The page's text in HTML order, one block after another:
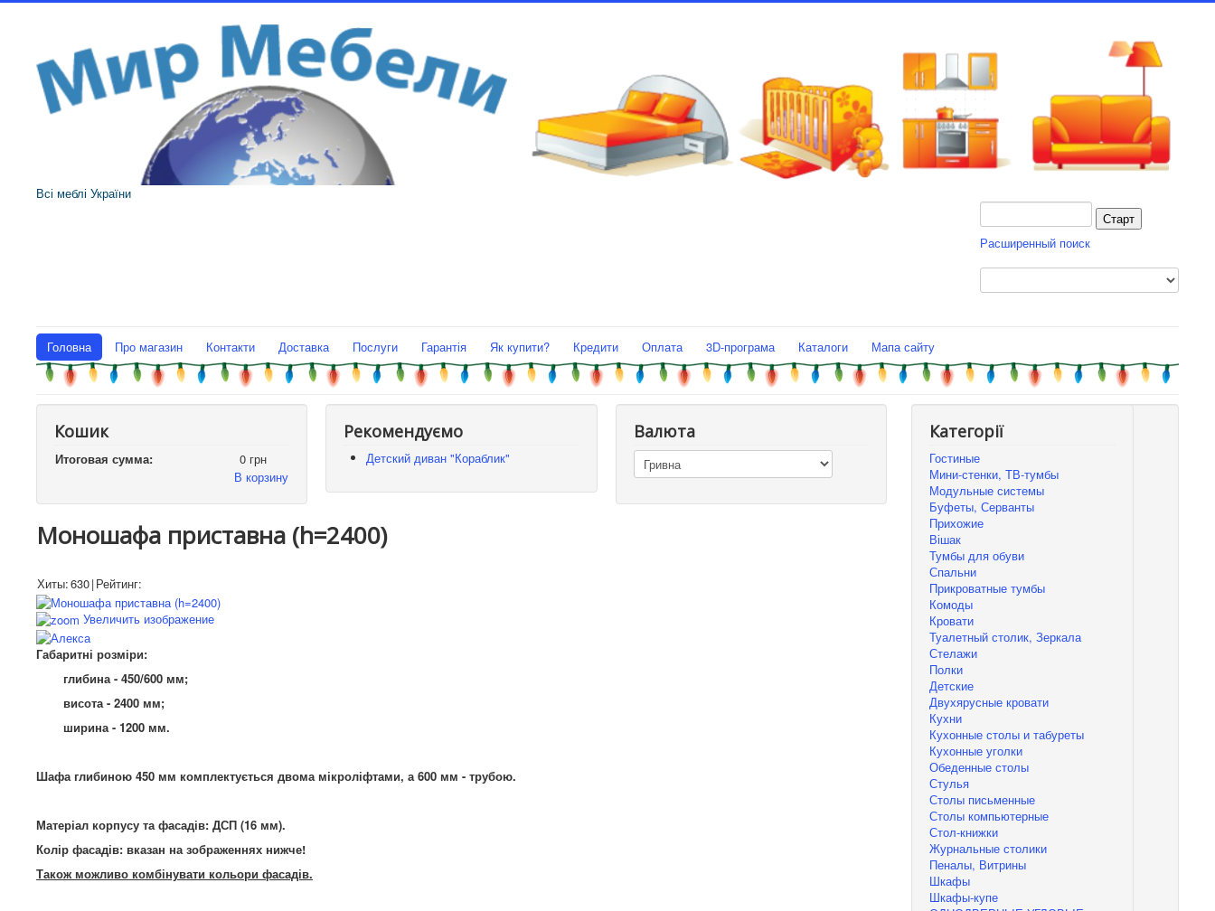
Всі меблі України
Расширенный поиск
Головна Про магазин Контакти Доставка Послуги Гарантія Як купити? Кредити Оплата 3D-програма Каталоги Мапа сайту
Кошик
Итоговая сумма:
0 грн
В корзину
Рекомендуємо
Детский диван "Кораблик"
Валюта
Моношафа приставна (h=2400)
Хиты:630|Рейтинг:
Увеличить изображение
Габаритні розміри:
глибина - 450/600 мм;
висота - 2400 мм;
ширина - 1200 мм.
Шафа глибиною 450 мм комплектується двома мікроліфтами, а 600 мм - трубою.
Матеріал корпусу та фасадів: ДСП (16 мм).
Колір фасадів: вказан на зображеннях нижче!
Також можливо комбінувати кольори фасадів.
Категорії
Гостиные
Мини-стенки, ТВ-тумбы
Модульные системы
Буфеты, Серванты
Прихожие
Вішак
Тумбы для обуви
Спальни
Прикроватные тумбы
Комоды
Кровати
Туалетный столик, Зеркала
Стелажи
Полки
Детские
Двухярусные кровати
Кухни
Кухонные столы и табуреты
Кухонные уголки
Обеденные столы
Стулья
Столы письменные
Столы компьютерные
Стол-книжки
Журнальные столики
Пеналы, Витрины
Шкафы
Шкафы-купе